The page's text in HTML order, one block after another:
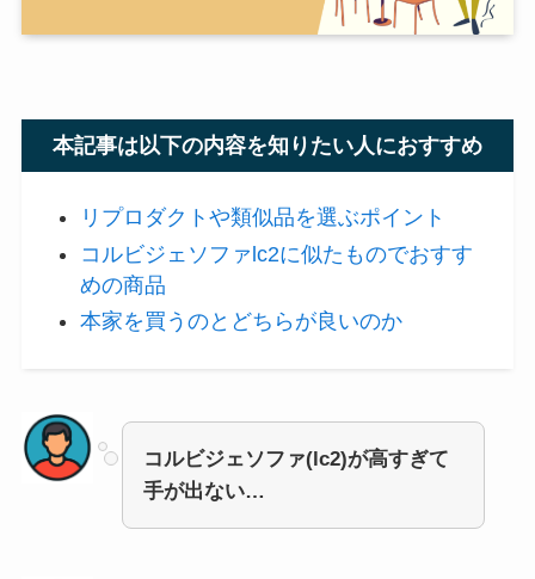
本記事は以下の内容を知りたい人におすすめ
リプロダクトや類似品を選ぶポイント
コルビジェソファlc2に似たものでおすす
めの商品
本家を買うのとどちらが良いのか
コルビジェソファ(lc2)が高すぎて
手が出ない…